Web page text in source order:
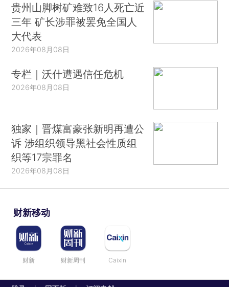
贵州山脚树矿难致16人死亡近
三年 矿长涉罪被罢免全国人
大代表
2026年08月08日
专栏｜沃什遭遇信任危机
2026年08月08日
独家｜晋煤富豪张新明再遭公
诉 涉组织领导黑社会性质组
织等17宗罪名
2026年08月08日
财新移动
财新 财新周刊 Caixin